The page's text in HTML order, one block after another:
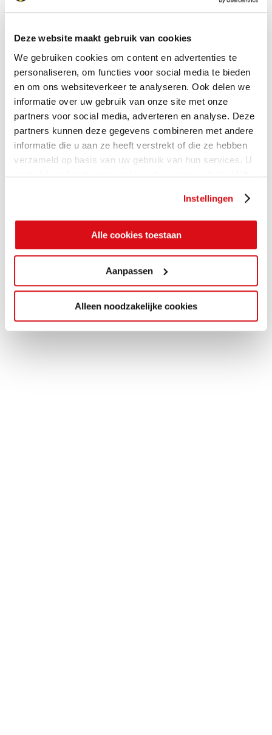
Deze website maakt gebruik van cookies
We gebruiken cookies om content en advertenties te
personaliseren, om functies voor social media te bieden
en om ons websiteverkeer te analyseren. Ook delen we
informatie over uw gebruik van onze site met onze
partners voor social media, adverteren en analyse. Deze
partners kunnen deze gegevens combineren met andere
informatie die u aan ze heeft verstrekt of die ze hebben
verzameld op basis van uw gebruik van hun services. U
gaat akkoord met onze cookies als u onze website blijft
Instellingen
Alle cookies toestaan
Aanpassen
Alleen noodzakelijke cookies